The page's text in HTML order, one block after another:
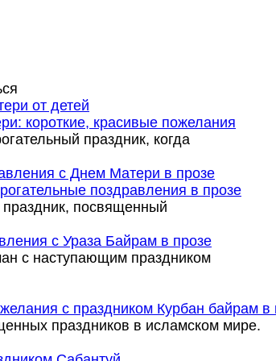
короткие, красивые пожелания
праздник, когда
поздравления в прозе
посвященный
с Ураза Байрам в прозе
с наступающим праздником
с праздником Курбан байрам в
праздников в исламском мире.